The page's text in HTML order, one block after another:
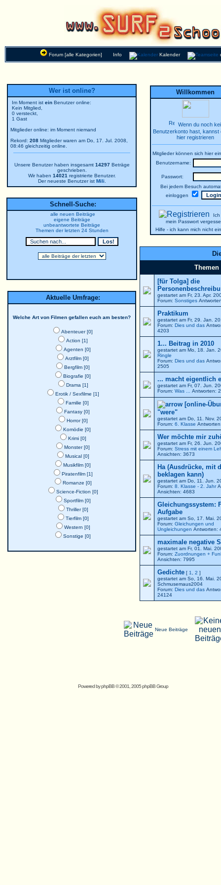
Forum [alle Kategorien] Info Kalender
Wer ist online?
Im Moment ist ein Benutzer online:
Kein Mitglied,
0 versteckt,
1 Gast
Mitglieder online: im Moment niemand
Rekord: 208 Mitglieder waren am Do, 17. Jul. 2008,
08:46 gleichzeitig online.
Unsere Benutzer haben insgesamt 14297Beträge
geschrieben.
Wir haben 14021 registrierte Benutzer.
Der neueste Benutzer ist Mili
Schnell-Suche:
alle neuen Beiträge
eigene Beiträge
unbeantwortete Beiträge
Themen der letzten 24 Stunden
Aktuelle Umfrage:
Welche Art von Filmen gefallen euch am besten?
Abenteuer [0]
Action [1]
Agenten [0]
Arztfilm [0]
Bergfilm [0]
Biografie [0]
Drama [1]
Erotik / Sexfilme [1]
Familie [0]
Fantasy [0]
Horror [0]
Komödie [0]
Krimi [0]
Monster [0]
Musical [0]
Musikfilm [0]
Piratenfilm [1]
Romanze [0]
Science-Fiction [0]
Sportfilm [0]
Thriller [0]
Tierfilm [0]
Western [0]
Sonstige [0]
Willkommen
Wenn du noch
Benutzerkonto hast, kannst
hier registrieren
Mitglieder können sich hier
Benutzername:
Passwort:
Bei jedem Besuch
einloggen
mein Passwort
Hilfe - ich kann mich nicht
Themen
[für Tolga] die
gestartet am Fr, 23. Apr.
Forum: Sonstiges
Praktikum
gestartet am Fr, 29. Jan.
Forum: Dies und das
4203
1... Beitrag in 2010
gestartet am Mo, 18. Jan.
Ringle
Forum: Dies und das
2505
... macht eigentlich
gestartet am Fr, 07. Jun.
Forum: Was ... Antworten:
[online-
"were"
gestartet am Do, 11. Nov.
Forum: 6. Klasse
Wer möchte mir
gestartet am Fr, 26. Jun.
Forum: Stress mit einem
Ansichten: 3673
Ha (Ausdrücke, mit
beklagen kann)
gestartet am Do, 11. Jun.
Forum: 8. Klasse - 2. Jahr
Ansichten: 4683
Gleichungssystem:
Aufgabe
gestartet am So, 17. Mai.
Forum: Gleichungen und
Ungleichungen Antworten:
maximale negative
gestartet am Fr, 01. Mai.
Forum: Zuordnungen +
Ansichten: 7995
Gedichte [ 1 2 ]
gestartet am So, 16. Mai.
Schmusemaus2004
Forum: Dies und das
24124
Neue Beiträge
Powered byphpBB© 2001, 2005 phpBB Group